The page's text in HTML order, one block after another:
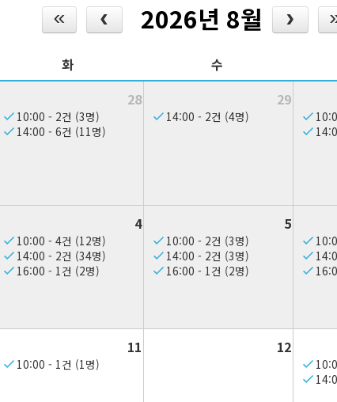
2026년 8월
화 수
28 29
10:00 - 2건 (3명) 14:00 - 2건 (4명)
14:00 - 6건 (11명)
4 5
10:00 - 4건 (12명) 10:00 - 2건 (3명)
14:00 - 2건 (34명)
14:00 - 2건 (3명)
16:00 - 1건 (2명)
16:00 - 1건 (2명)
11 12
10:00 - 1건 (1명)